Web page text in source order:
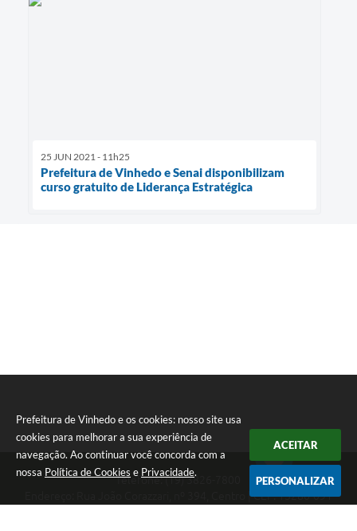
Prefeitura de Vinhedo e os cookies: nosso site usa
cookies para melhorar a sua experiência de
navegação. Ao continuar você concorda com a
nossa Política de Cookies e Privacidade.
ACEITAR
PERSONALIZAR
25 JUN 2021 - 11h25
Prefeitura de Vinhedo e Senai disponibilizam
curso gratuito de Liderança Estratégica
Telefone: (19) 3826-7800
Endereço: Rua João Corazzari, nº 394, Centro | CEP: 13280-091